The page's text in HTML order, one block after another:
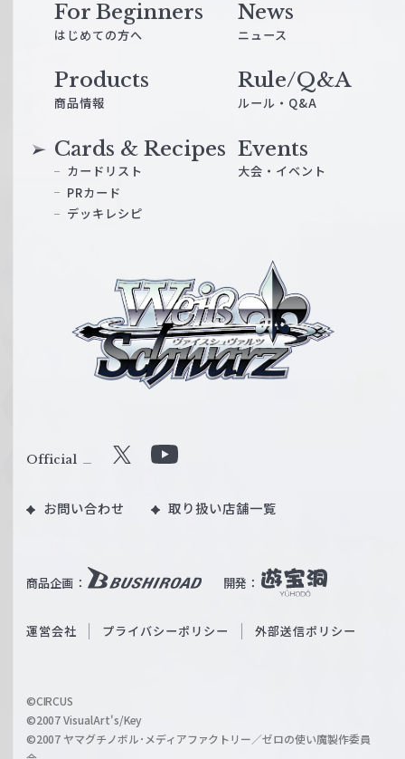
ス
ル
W
ß
c
a
r
z
For Beginners
はじめての方へ
News
ニュース
Products
商品情報
Cards & Recipes
カードリスト
PRカード
デッキレシピ
Events
大会・イベント
Rule/Q&A
ルール・Q&A
商品企画： 開発：
Official X
u
b
O
i
お問い合わせ 取り扱い店舗一覧
運営会社 プライバシーポリシー 外部送信ポリシー
©CIRCUS
©2007 VisualArt's/Key
©2007 ヤマグチノボル･メディアファクトリー／ゼロの使い魔製作委員